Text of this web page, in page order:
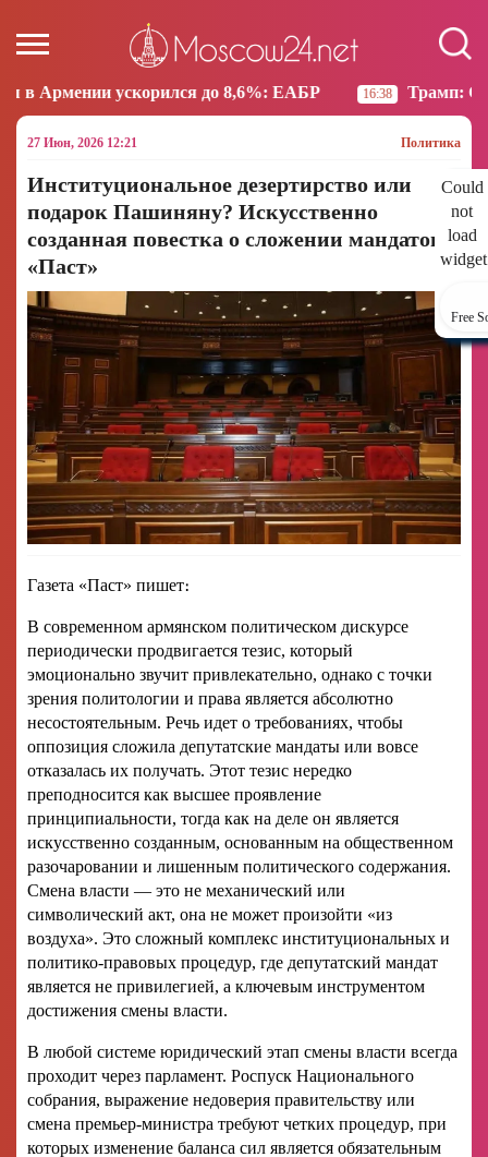
до 8,6%: ЕАБР 16:38 Трамп: США больше не
27 Июн, 2026 12:21 Политика
Could
not
load
Free
Институциональное дезертирство или
подарок Пашиняну? Искусственно
созданная повестка о сложении мандатов:
«Паст»
Газета «Паст» пишет։
В современном армянском политическом дискурсе
периодически продвигается тезис, который
эмоционально звучит привлекательно, однако с точки
зрения политологии и права является абсолютно
несостоятельным. Речь идет о требованиях, чтобы
оппозиция сложила депутатские мандаты или вовсе
отказалась их получать. Этот тезис нередко
преподносится как высшее проявление
принципиальности, тогда как на деле он является
искусственно созданным, основанным на общественном
разочаровании и лишенным политического содержания.
Смена власти — это не механический или
символический акт, она не может произойти «из
воздуха». Это сложный комплекс институциональных и
политико-правовых процедур, где депутатский мандат
является не привилегией, а ключевым инструментом
достижения смены власти.
В любой системе юридический этап смены власти всегда
проходит через парламент. Роспуск Национального
собрания, выражение недоверия правительству или
смена премьер-министра требуют четких процедур, при
которых изменение баланса сил является обязательным